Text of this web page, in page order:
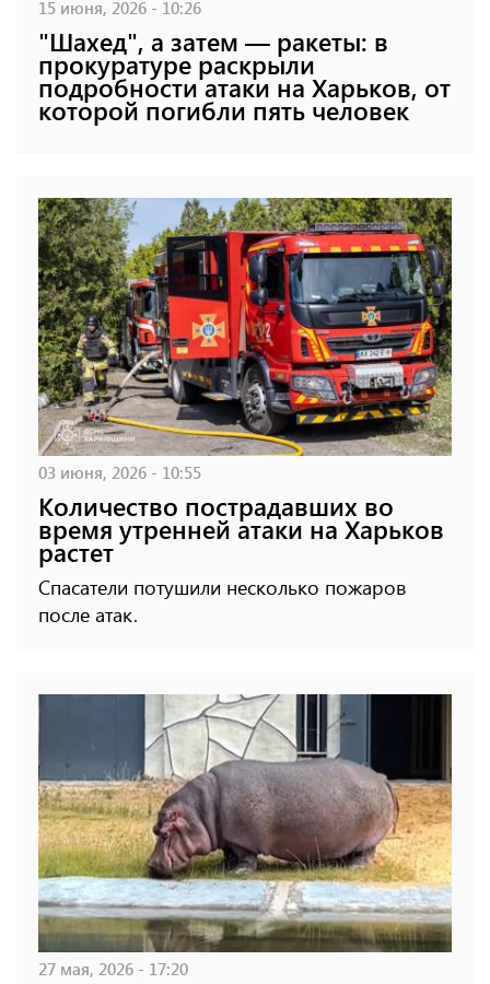
15 июня, 2026 - 10:26
"Шахед", а затем — ракеты: в
прокуратуре раскрыли
подробности атаки на Харьков, от
которой погибли пять человек
03 июня, 2026 - 10:55
Количество пострадавших во
время утренней атаки на Харьков
растет
Спасатели потушили несколько пожаров
после атак.
27 мая, 2026 - 17:20